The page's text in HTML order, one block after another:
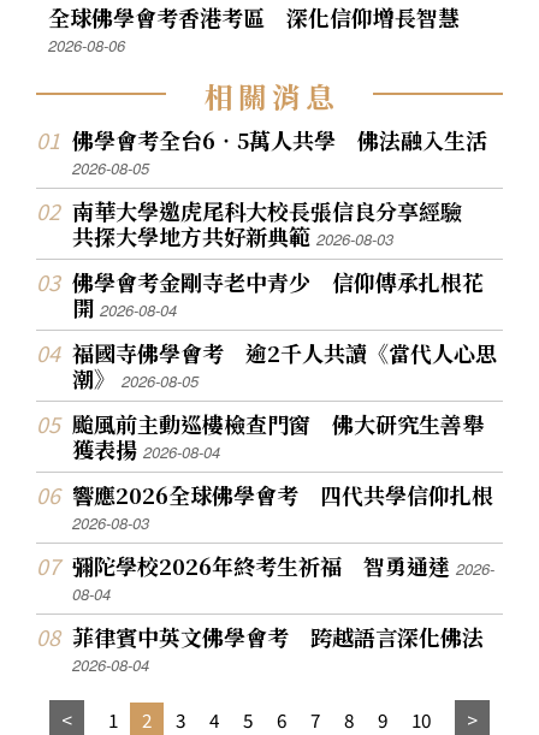
全球佛學會考香港考區 深化信仰增長智慧
2026-08-06
相關消息
佛學會考全台6‧5萬人共學 佛法融入生活
2026-08-05
南華大學邀虎尾科大校長張信良分享經驗
共探大學地方共好新典範2026-08-03
佛學會考金剛寺老中青少 信仰傳承扎根花
開2026-08-04
福國寺佛學會考 逾2千人共讀《當代人心思
潮》2026-08-05
颱風前主動巡樓檢查門窗 佛大研究生善舉
獲表揚2026-08-04
響應2026全球佛學會考 四代共學信仰扎根
2026-08-03
彌陀學校2026年終考生祈福 智勇通達2026-
08-04
菲律賓中英文佛學會考 跨越語言深化佛法
2026-08-04
1 2 3 4 5 6 7 8 9 10